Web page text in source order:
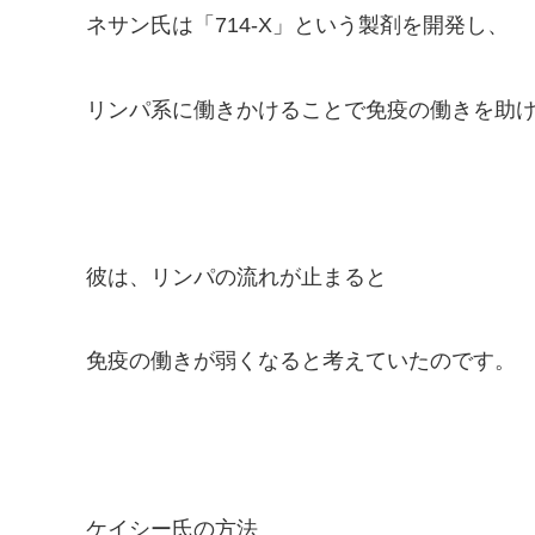
ネサン氏は「 714-X 」という製剤を開発し、
リンパ系に働きかけることで免疫の働きを助
彼は、リンパの流れが止まると
免疫の働きが弱くなると考えていたのです。
ケイシー氏の方法